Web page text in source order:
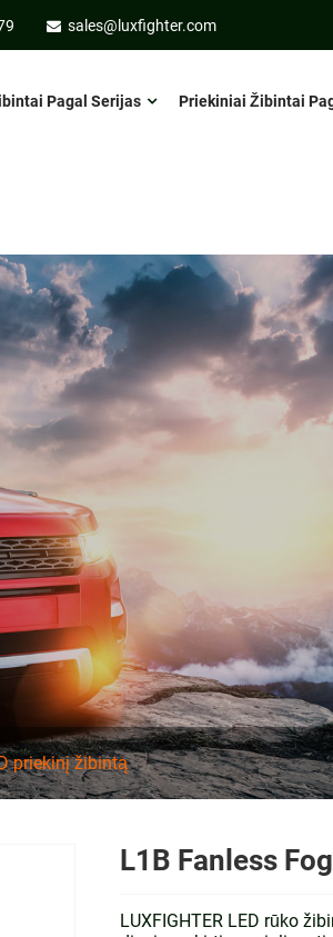
sales@luxfighter.com
Pagal Serijas Priekiniai Žibintai
priekinį žibintą
L1B Fanless
LUXFIGHTER LED rūko